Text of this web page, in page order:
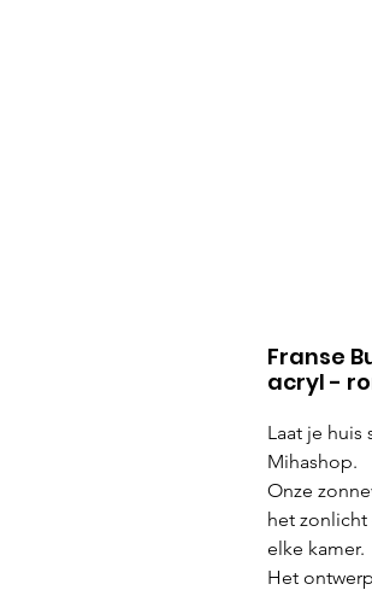
Franse
acryl -
Laat je huis
Mihashop.
Onze
het
elke kamer.
Het